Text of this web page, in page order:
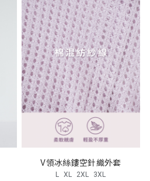
V領冰絲鏤空針織外套
L XL 2XL 3XL